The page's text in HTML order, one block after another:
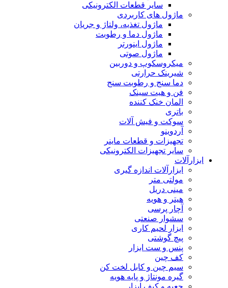
سایر قطعات الکترونیکی
ماژول های کاربردی
ماژول تغذیه، ولتاژ و جریان
ماژول دما و رطوبت
ماژول اینورتر
ماژول صوتی
میکروسکوپ و دوربین
شیرینک حرارتی
دما سنج و رطوبت سنج
فن و هیت سینک
المان خنک کننده
باتری
سوکت و فیش آلات
آردوینو
تجهیزات و قطعات ماینر
سایر تجهیزات الکترونیکی
ابزارآلات
ابزارآلات اندازه گیری
مولتی متر
مینی دریل
هیتر و هویه
آچار پرسی
سشوار صنعتی
ابزار لحیم کاری
پیچ گوشتی
پنس و ست ابزار
کف چین
سیم چین و کابل لخت کن
گیره مونتاژ و پایه هویه
جعبه و کیف ابزار